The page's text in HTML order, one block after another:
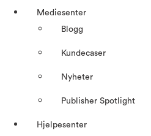
Mediesenter
Blogg
Kundecaser
Nyheter
Publisher Spotlight
Hjelpesenter